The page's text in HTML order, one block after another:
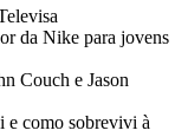
da Nike para jovens
Couch e Jason
e como sobrevivi à